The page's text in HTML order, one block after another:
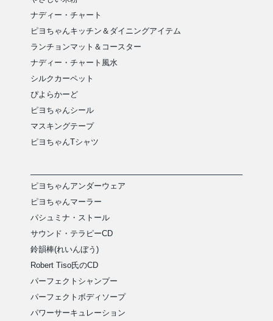
ナディー・チャート
ピヨちゃんキッチン＆ダイニングアイテム
ランチョンマット＆コースター
ナディー・チャート風水
シルクカーペット
ぴよらかーど
ピヨちゃんシール
マスキングテープ
ピヨちゃんTシャツ
ピヨちゃんアンダーウェア
ピヨちゃんマーラー
パシュミナ・ストール
サウンド・テラピーCD
鈴韻棒(れいんぼう)
Robert Tiso氏のCD
パーフェクトシャンプー
パーフェクトボディソープ
パワーサーキュレーション